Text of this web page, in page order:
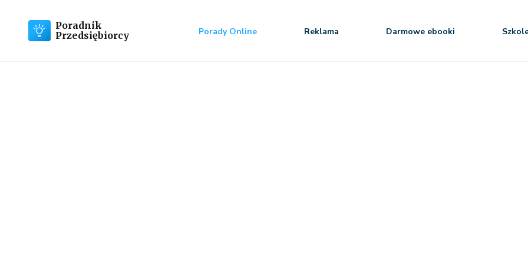
Poradnik
Przedsiębiorcy
Porady Online Reklama Darmowe ebooki